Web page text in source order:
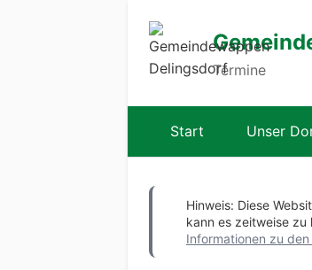
Termine
Start Unser
Hinweis: Diese
kann es zeitweise zu
Informationen zu